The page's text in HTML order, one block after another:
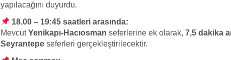
yapılacağını duyurdu.
18.00 – 19:45 saatleri arasında:
MevcutYenikapı-Hacıosman seferlerine ek olarak, 7,5 dakika
Seyrantepe seferleri gerçekleştirilecektir.